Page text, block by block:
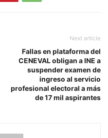
Next article
Fallas en plataforma del
CENEVAL obligan a INE a
suspender examen de
ingreso al servicio
profesional electoral a más
de 17 mil aspirantes